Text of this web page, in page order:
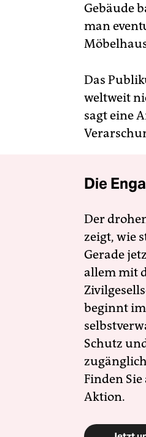
Gebäude
man
Das
weltweit
sagt eine
Die
Der
zeigt, wie
Gerade
allem mit
beginnt
Schutz
Finden
Aktion.